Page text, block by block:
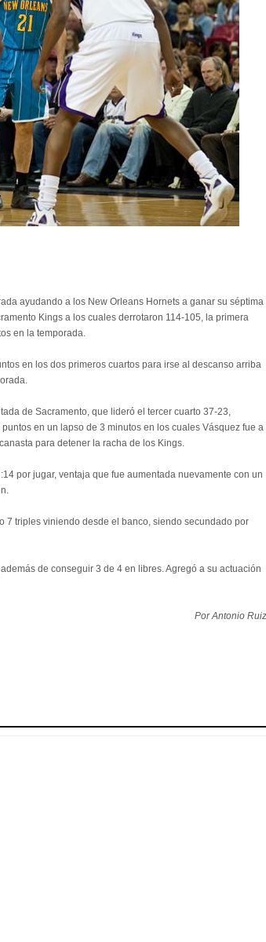
ayudando a los New Orleans Hornets a ganar su séptima
Kings a los cuales derrotaron 114-105, la primera
en la temporada.
en los dos primeros cuartos para irse al descanso arriba
de Sacramento, que lideró el tercer cuarto 37-23,
en un lapso de 3 minutos en los cuales Vásquez fue a
para detener la racha de los Kings.
por jugar, ventaja que fue aumentada nuevamente con un
7 triples viniendo desde el banco, siendo secundado por
de conseguir 3 de 4 en libres. Agregó a su actuación
Por Antonio Ruiz